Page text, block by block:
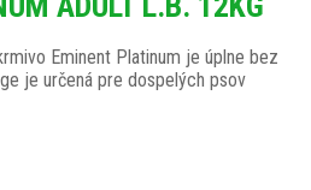
Eminent Platinum je úplne bez
je určená pre dospelých psov